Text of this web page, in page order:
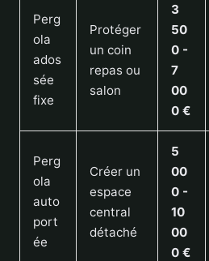
Perg
ola
ados
sée
fixe
Protéger
un coin
repas ou
salon
3
50
0 -
7
00
0 €
Perg
ola
auto
port
ée
Créer un
espace
central
détaché
5
00
0 -
10
00
0 €